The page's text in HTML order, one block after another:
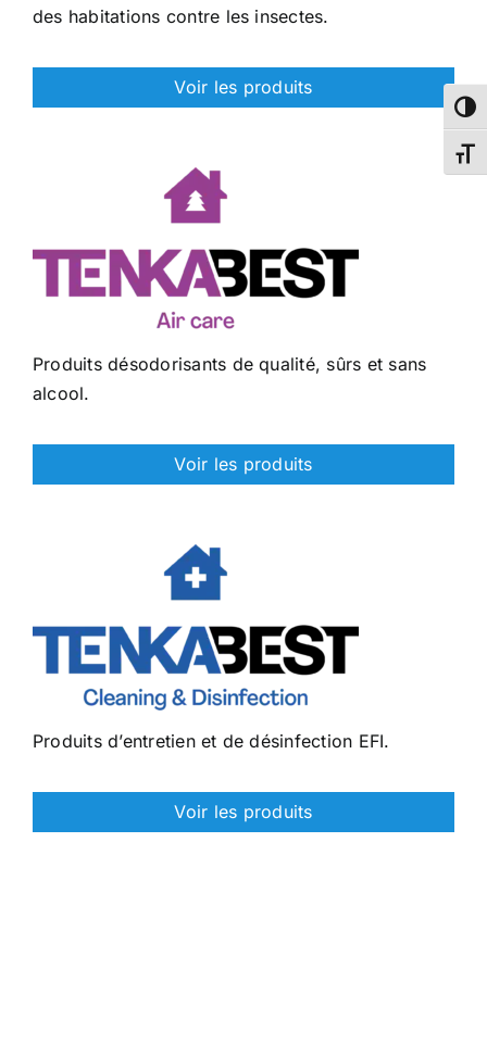
des habitations contre les insectes.
Voir les produits
Produits désodorisants de qualité, sûrs et sans
alcool.
Voir les produits
Produits d’entretien et de désinfection EFI.
Voir les produits